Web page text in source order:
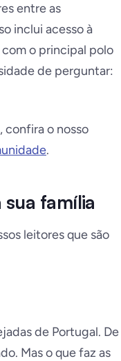
entre as
inclui acesso à
o principal polo
de perguntar:
confira o nosso
.
família
leitores que são
de Portugal. De
Mas o que faz as